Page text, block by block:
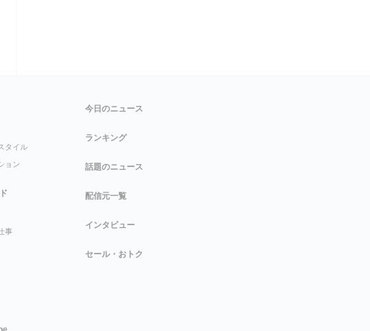
タイル
ョン
事
今日のニュース
ランキング
話題のニュース
配信元一覧
インタビュー
セール・おトク